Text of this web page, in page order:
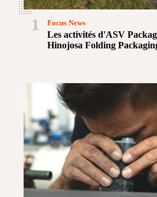
1
Les activités d'ASV
Hinojosa Folding
Focus News